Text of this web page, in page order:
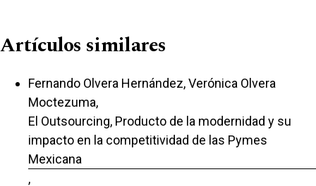
Artículos similares
Fernando Olvera Hernández, Verónica Olvera
Moctezuma,
El Outsourcing, Producto de la modernidad y su
impacto en la competitividad de las Pymes
Mexicana
,